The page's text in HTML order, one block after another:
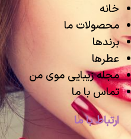
خانه
محصولات ما
برندها
عطرها
مجله زیبایی موی من
تماس با ما
ارتباط با ما